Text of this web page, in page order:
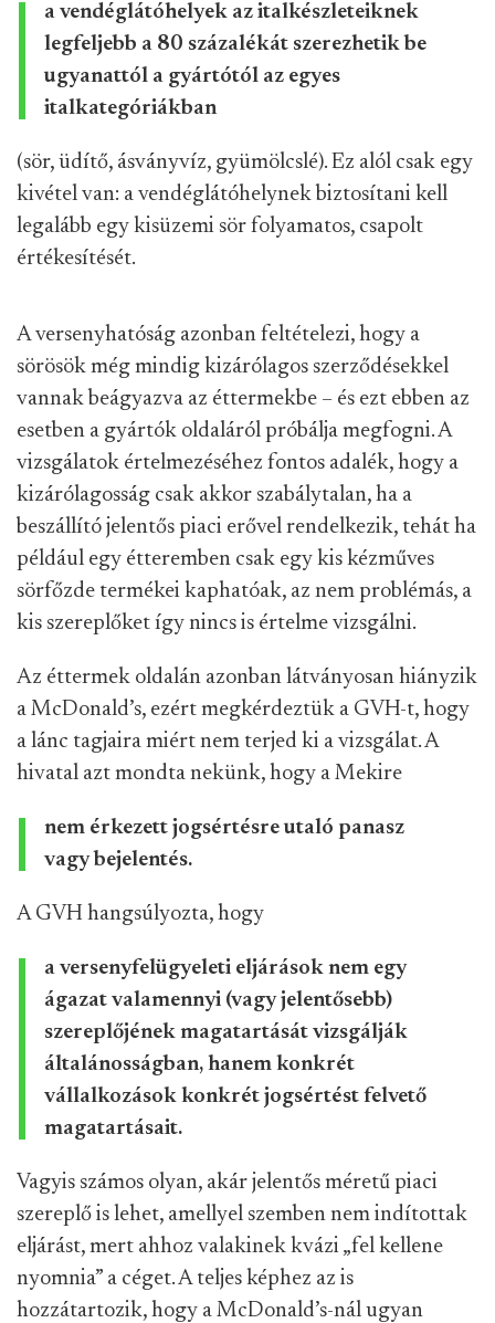
a vendéglátóhelyek az italkészleteiknek
legfeljebb a 80 százalékát szerezhetik be
ugyanattól a gyártótól az egyes
italkategóriákban
(sör, üdítő, ásványvíz, gyümölcslé). Ez alól csak egy
kivétel van: a vendéglátóhelynek biztosítani kell
legalább egy kisüzemi sör folyamatos, csapolt
értékesítését.
A versenyhatóság azonban feltételezi, hogy a
sörösök még mindig kizárólagos szerződésekkel
vannak beágyazva az éttermekbe – és ezt ebben az
esetben a gyártók oldaláról próbálja megfogni. A
vizsgálatok értelmezéséhez fontos adalék, hogy a
kizárólagosság csak akkor szabálytalan, ha a
beszállító jelentős piaci erővel rendelkezik, tehát ha
például egy étteremben csak egy kis kézműves
sörfőzde termékei kaphatóak, az nem problémás, a
kis szereplőket így nincs is értelme vizsgálni.
Az éttermek oldalán azonban látványosan hiányzik
a McDonald’s, ezért megkérdeztük a GVH-t, hogy
a lánc tagjaira miért nem terjed ki a vizsgálat. A
hivatal azt mondta nekünk, hogy a Mekire
nem érkezett jogsértésre utaló panasz
vagy bejelentés.
A GVH hangsúlyozta, hogy
a versenyfelügyeleti eljárások nem egy
ágazat valamennyi (vagy jelentősebb)
szereplőjének magatartását vizsgálják
általánosságban, hanem konkrét
vállalkozások konkrét jogsértést felvető
magatartásait.
Vagyis számos olyan, akár jelentős méretű piaci
szereplő is lehet, amellyel szemben nem indítottak
eljárást, mert ahhoz valakinek kvázi „fel kellene
nyomnia” a céget. A teljes képhez az is
hozzátartozik, hogy a McDonald’s-nál ugyan